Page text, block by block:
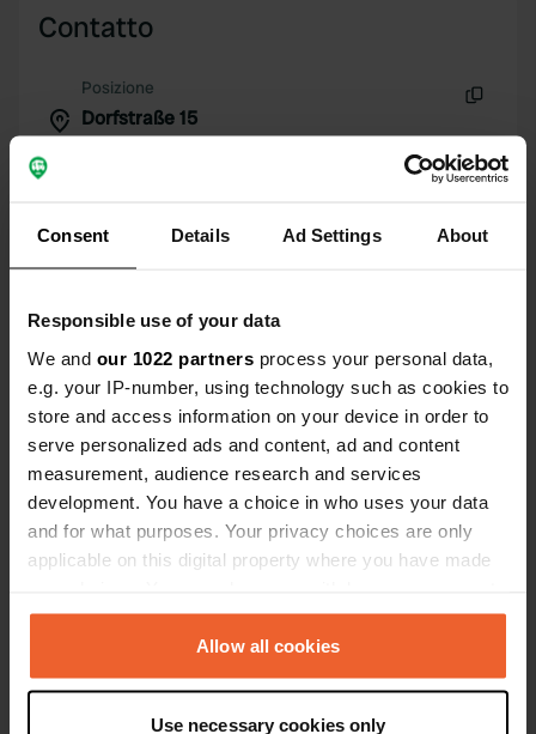
Consent Details Ad Settings About
Responsible use of your data
We and our 1022 partners process your personal data,
e.g. your IP-number, using technology such as cookies to
store and access information on your device in order to
serve personalized ads and content, ad and content
measurement, audience research and services
development. You have a choice in who uses your data
and for what purposes. Your privacy choices are only
applicable on this digital property where you have made
any time from the Cookie Declaration or by clicking on
the Privacy trigger icon.Allow all cookies
Use necessary cookies only
Contatto
Posizione
Dorfstraße 15
50° 55' 17" N 14° 51' 56" E
50.9212557 14.8654869
Codice sito
110819 Copia
Upgrade a
per tutti i dettagli di contatto PRO+
Mappa
Mostra sulla mappa
Sito web
Copia
Numero di telefono
Chiama il luogo. Copia